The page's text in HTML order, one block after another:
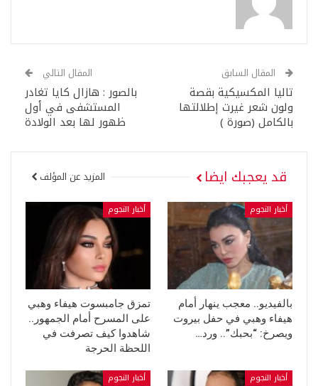
المقال السابق
تاليا المكسيكية بقصة
ولون شعر غيرت إطلالتها
بالكامل (صورة )
المقال التالي
بالصور : هازال كايا تغادر
المستشفى في أول
ظهور لها بعد الولادة
قد يعجبك ايضا المزيد عن المؤلف
أخبار النجوم
بالفيديو.. معجب ينهار أمام
هيفاء وهبي في حفل بيروت
ويصرخ: “بحبك”.. ورد…
أخبار النجوم
تمزق جامبسوت هيفاء وهبي
على المسرح أمام الجمهور..
شاهدوا كيف تصرفت في
اللحظة الحرجة
أخبار النجوم أخبار النجوم